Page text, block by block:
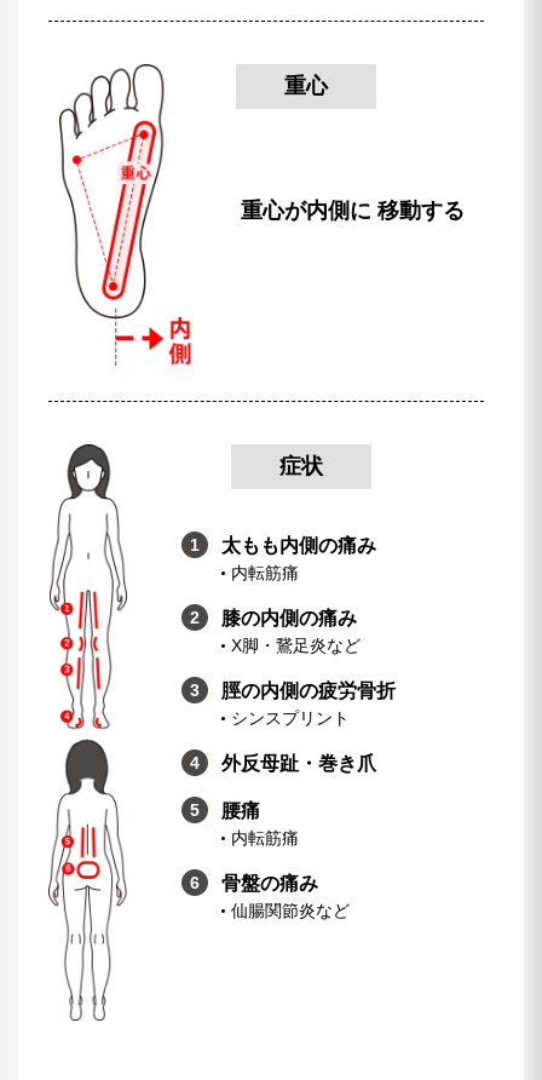
重心
重心が内側に 移動する
症状
太もも内側の痛み
内転筋痛
膝の内側の痛み
X脚・鵞足炎など
脛の内側の疲労骨折
シンスプリント
外反母趾・巻き爪
腰痛
内転筋痛
骨盤の痛み
仙腸関節炎など